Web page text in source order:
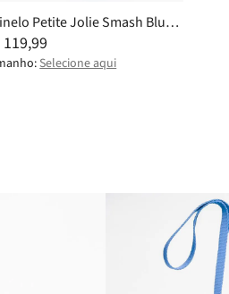
Petite Jolie Smash Blues
35
119,99
Selecione aqui